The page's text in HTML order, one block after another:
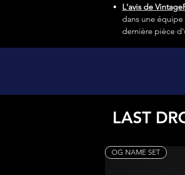
L'avis de
dans une équipe
dernière pièce
LAST
OG NAME SET